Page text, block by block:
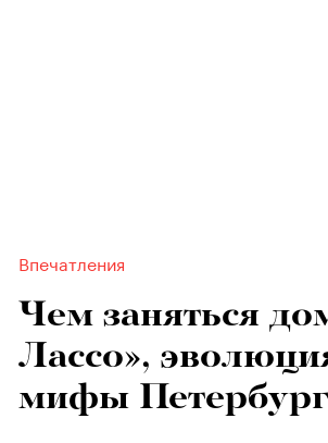
Впечатления
Чем заняться
Лассо»,
мифы